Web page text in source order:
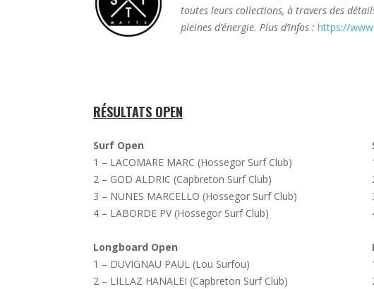
toutes leurs collections, à travers des
pleines d’énergie. Plus d’infos : https://
RÉSULTATS OPEN
Surf Open
1 – LACOMARE MARC (Hossegor Surf Club)
2 – GOD ALDRIC (Capbreton Surf Club)
3 – NUNES MARCELLO (Hossegor Surf Club)
4 – LABORDE PV (Hossegor Surf Club)
Longboard Open
1 – DUVIGNAU PAUL (Lou Surfou)
2 – LILLAZ HANALEI (Capbreton Surf Club)